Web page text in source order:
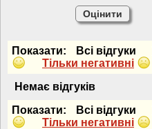
Показати: Всi вiдгуки
Тiльки негативнi
Немає вiдгукiв
Показати: Всi вiдгуки
Тiльки негативнi